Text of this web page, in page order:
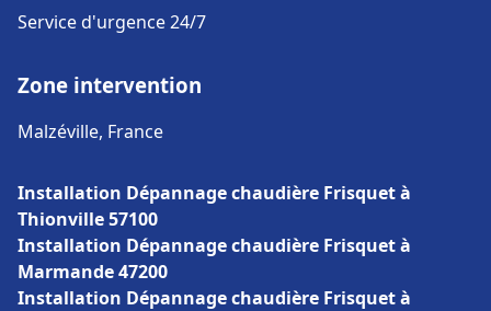
Service d'urgence 24/7
Zone intervention
Malzéville, France
Installation Dépannage chaudière Frisquet à
Thionville 57100
Installation Dépannage chaudière Frisquet à
Marmande 47200
Installation Dépannage chaudière Frisquet à